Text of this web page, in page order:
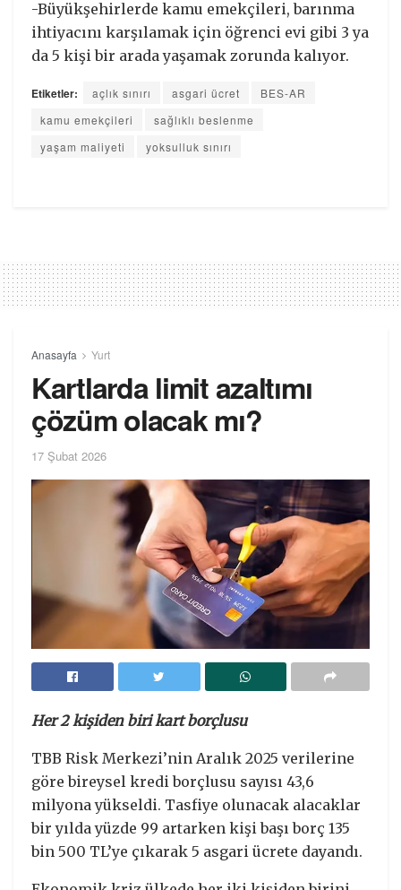
-Büyükşehirlerde kamu emekçileri, barınma
ihtiyacını karşılamak için öğrenci evi gibi 3 ya
da 5 kişi bir arada yaşamak zorunda kalıyor.
Etiketler: açlık sınırı asgari ücret
BES-AR
kamu emekçileri
sağlıklı beslenme
yaşam maliyeti
yoksulluk sınırı
Anasayfa Yurt
Kartlarda limit azaltımı
çözüm olacak mı?
17 Şubat 2026
Her 2 kişiden biri kart borçlusu
TBB Risk Merkezi’nin Aralık 2025 verilerine
göre bireysel kredi borçlusu sayısı 43,6
milyona yükseldi. Tasfiye olunacak alacaklar
bir yılda yüzde 99 artarken kişi başı borç 135
bin 500 TL’ye çıkarak 5 asgari ücrete dayandı.